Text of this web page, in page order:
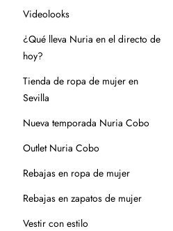
ligeramente húmedo y
calzado de piel. Guarda en
de papel o con horma),
mojar la suela. En caso de
seco.
en su caja o funda de tela,
el primer día.
consultarnos.
Videolooks
¿Qué lleva Nuria en el directo de
hoy?
Tienda de ropa de mujer en
Sevilla
Nueva temporada Nuria Cobo
Outlet Nuria Cobo
Rebajas en ropa de mujer
Rebajas en zapatos de mujer
Vestir con estilo